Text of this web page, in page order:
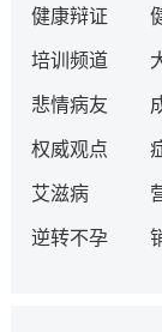
健康辩证
培训频道
悲情病友
权威观点
艾滋病
逆转不孕